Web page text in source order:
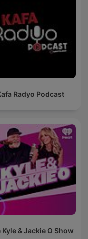
Radyo Podcast
Kyle & Jackie O Show